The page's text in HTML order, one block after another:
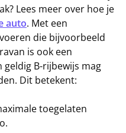
Lees meer over hoe je
auto. Met een
die bijvoorbeeld
is ook een
B-rijbewijs mag
Dit betekent:
toegelaten